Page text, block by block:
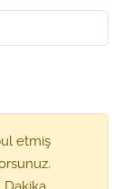
etmiş
Dakika